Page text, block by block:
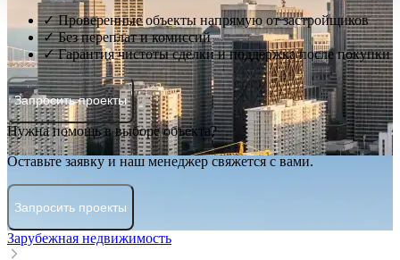
✓ Проверенные объекты напрямую от застройщиков
✓ Без переплат и комиссий
✓ Гарантия чистоты сделки и поддержка после покупки
Запросить проекты
Нужна помощь в выборе объекта?
Оставьте заявку и наш менеджер свяжется с вами.
Запросить проекты
Зарубежная недвижимость